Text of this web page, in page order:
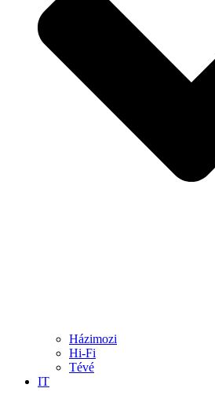
Házimozi
Hi-Fi
Tévé
IT